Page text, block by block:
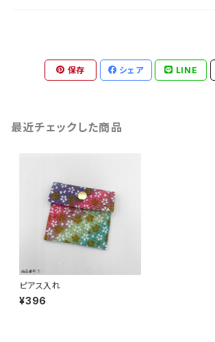
保存 シェア LINE
最近チェックした商品
ピアス入れ
¥396